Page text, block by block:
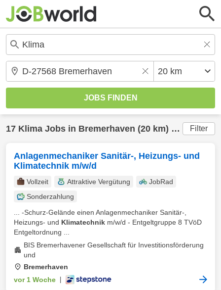
17 Klima Jobs in Bremerhaven (20 km) gefunden Filter
Anlagenmechaniker Sanitär-, Heizungs- und
Klimatechnik m/w/d
Vollzeit Attraktive Vergütung
JobRad
Sonderzahlung
... -Schurz-Gelände einen Anlagenmechaniker Sanitär-,
Heizungs- und Klimatechnik m/w/d - Entgeltgruppe 8 TVöD
Entgeltordnung ...
BIS Bremerhavener Gesellschaft für Investitionsförderung
und
Bremerhaven
vor 1 Woche